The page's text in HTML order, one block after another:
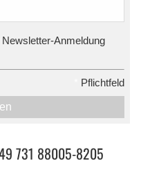
Anmeldung
Pflichtfeld
731 88005-8205